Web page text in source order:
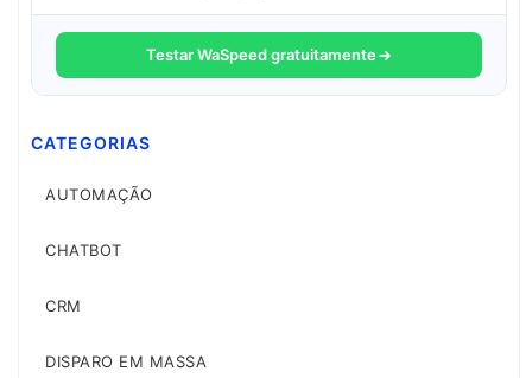
Testar WaSpeed gratuitamente
CATEGORIAS
AUTOMAÇÃO
CHATBOT
CRM
DISPARO EM MASSA